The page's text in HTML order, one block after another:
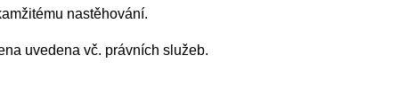
nastěhování.
uvedena vč. právních služeb.